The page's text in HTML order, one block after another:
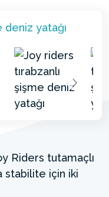
Riders tutamaçlı
stabilite için iki